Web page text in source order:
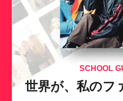
SCHOOL
世界が、私のフ